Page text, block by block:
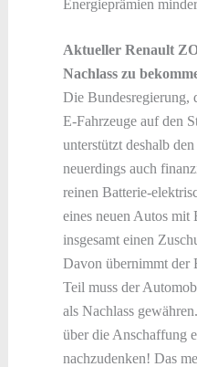
Energieprämien
Aktueller Renault
Nachlass zu
Die Bundesregierung,
E-Fahrzeuge auf den
unterstützt deshalb
neuerdings auch
reinen Batterie-
eines neuen Autos mit
insgesamt einen
Davon übernimmt der
Teil muss der
als Nachlass
über die Anschaffung
nachzudenken! Das